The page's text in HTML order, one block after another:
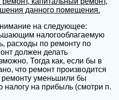
данного помещения.
на следующее:
налогооблагаемую
расходы по ремонту по
должен делать
Тогда как, если бы в
что ремонт производится
уменьшили бы
налогу на прибыль (смотри п.